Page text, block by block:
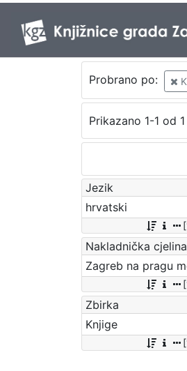
Probrano po:
Prikazano 1-1 od
Jezik
hrvatski
Nakladnička cjelina
Zbirka
Knjige